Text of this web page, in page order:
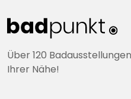
Über 120
Ihrer Nähe!